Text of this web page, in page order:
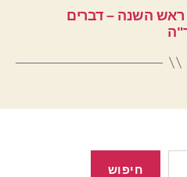
ראש השנה – דברים
חיפוש